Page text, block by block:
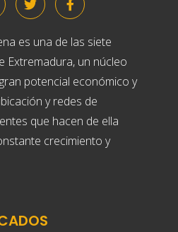
es una de las siete
Extremadura, un núcleo
potencial económico y
y redes de
que hacen de ella
crecimiento y